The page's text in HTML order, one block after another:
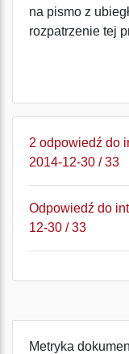
na pismo z
rozpatrzenie tej
2 odpowiedź do
2014-12-30 / 33
Odpowiedź do
12-30 / 33
Metryka